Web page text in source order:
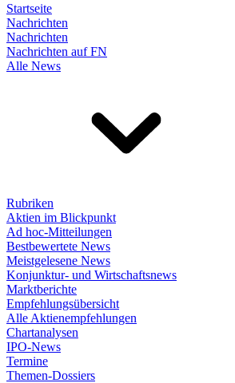
Startseite
Nachrichten
Nachrichten
Nachrichten auf FN
Alle News
Rubriken
Aktien im Blickpunkt
Ad hoc-Mitteilungen
Bestbewertete News
Meistgelesene News
Konjunktur- und Wirtschaftsnews
Marktberichte
Empfehlungsübersicht
Alle Aktienempfehlungen
Chartanalysen
IPO-News
Termine
Themen-Dossiers